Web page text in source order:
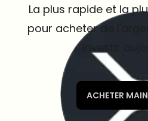
La plus rapide et la
pour acheter de
investir
ACHETER